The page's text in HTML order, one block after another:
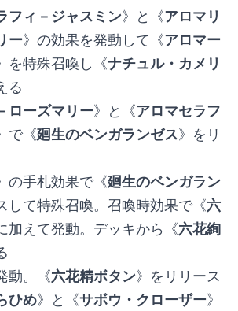
フィ－ジャスミン》と《アロマリ
ー》の効果を発動して《アロマー
を特殊召喚し《ナチュル・カメリ
る
ローズマリー》と《アロマセラフ
で《廻生のベンガランゼス》をリ
の手札効果で《廻生のベンガラン
して特殊召喚。召喚時効果で《六
加えて発動。デッキから《六花絢
動。《六花精ボタン》をリリース
ひめ》と《サボウ・クローザー》